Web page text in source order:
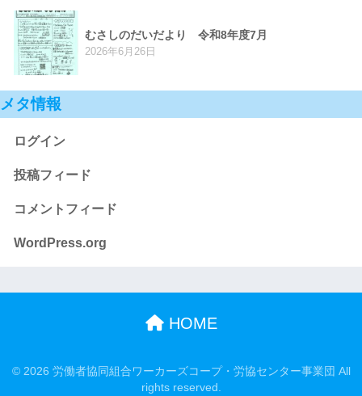
むさしのだいだより 令和8年度7月
2026年6月26日
メタ情報
ログイン
投稿フィード
コメントフィード
WordPress.org
HOME
© 2026 労働者協同組合ワーカーズコープ・労協センター事業団 All
rights reserved.